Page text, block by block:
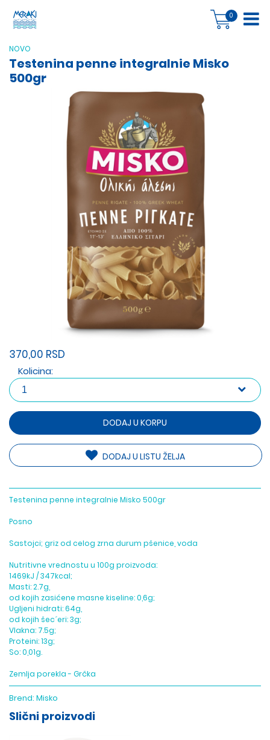
0
NOVO
Testenina penne integralnie Misko
500gr
370,00 RSD
Kolicina:
DODAJ U KORPU
DODAJ U LISTU ŽELJA
Testenina penne integralnie Misko 500gr
Posno
Sastojci; griz od celog zrna durum pšenice, voda
Nutritivne vrednostu u 100g proizvoda:
1469kJ / 347kcal;
Masti: 2.7g,
od kojih zasićene masne kiseline: 0,6g;
Ugljeni hidrati: 64g,
od kojih šec´eri: 3g;
Vlakna: 7.5g;
Proteini: 13g;
So: 0,01g.
Zemlja porekla - Grčka
Brend:Misko
Slični proizvodi